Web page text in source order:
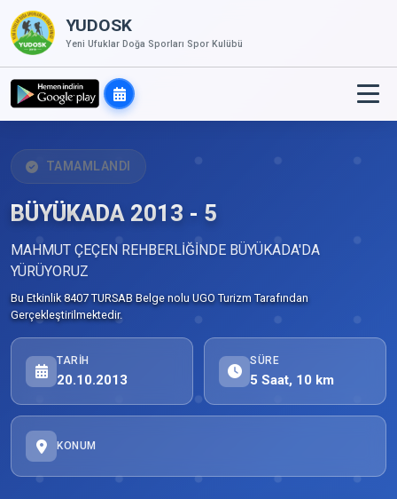
YUDOSK
Yeni Ufuklar Doğa Sporları Spor Kulübü
TAMAMLANDI
BÜYÜKADA 2013 - 5
MAHMUT ÇEÇEN REHBERLİĞİNDE BÜYÜKADA'DA
YÜRÜYORUZ
Bu Etkinlik 8407 TURSAB Belge nolu UGO Turizm Tarafından
Gerçekleştirilmektedir.
TARIH
20.10.2013
SÜRE
5 Saat, 10 km
KONUM